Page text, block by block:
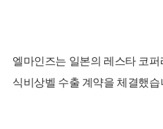
엘마인즈는 일본의 레스타 코
식비상벨 수출 계약을 체결했습